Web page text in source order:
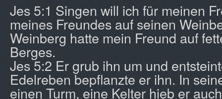
Jes 5:1 Singen will ich für meinen
meines Freundes auf seinen
Weinberg hatte mein Freund auf
Berges.
Jes 5:2 Er grub ihn um und
Edelreben bepflanzte er ihn. In
einen Turm, eine Kelter hieb er